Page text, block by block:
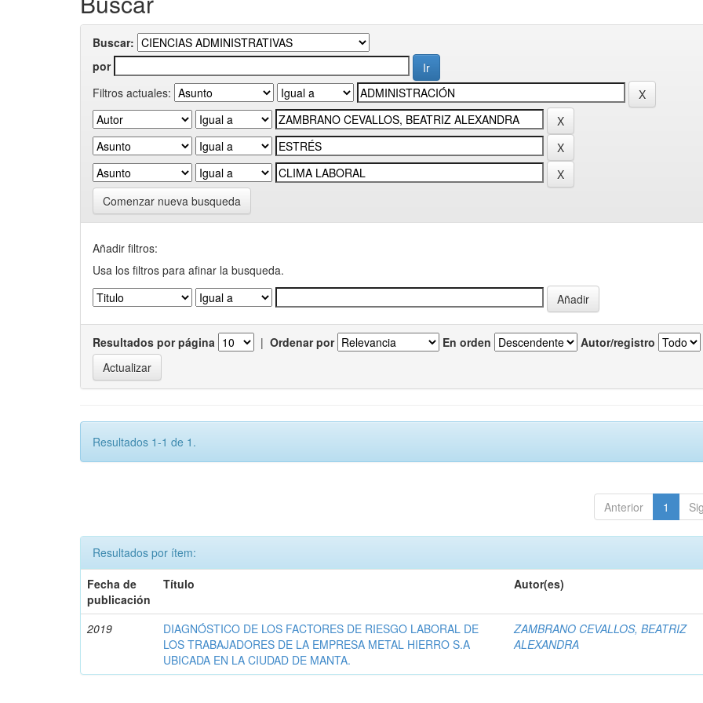
Buscar:
por
Filtros actuales:
Comenzar nueva busqueda
Añadir filtros:
Usa los filtros para afinar la busqueda.
Resultados por página | Ordenar por En orden Autor/registro
Resultados 1-1 de 1.
Anterior 1
Resultados por ítem:
Fecha de
publicación
Título Autor(es)
2019
DIAGNÓSTICO DE LOS FACTORES DE RIESGO LABORAL DE
LOS TRABAJADORES DE LA EMPRESA METAL HIERRO S.A
UBICADA EN LA CIUDAD DE MANTA.
ZAMBRANO CEVALLOS, BEATRIZ
ALEXANDRA